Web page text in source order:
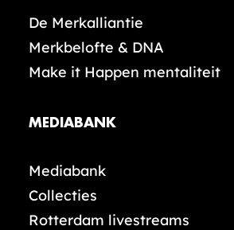
De Merkalliantie
Merkbelofte & DNA
Make it Happen mentaliteit
MEDIABANK
Mediabank
Collecties
Rotterdam livestreams